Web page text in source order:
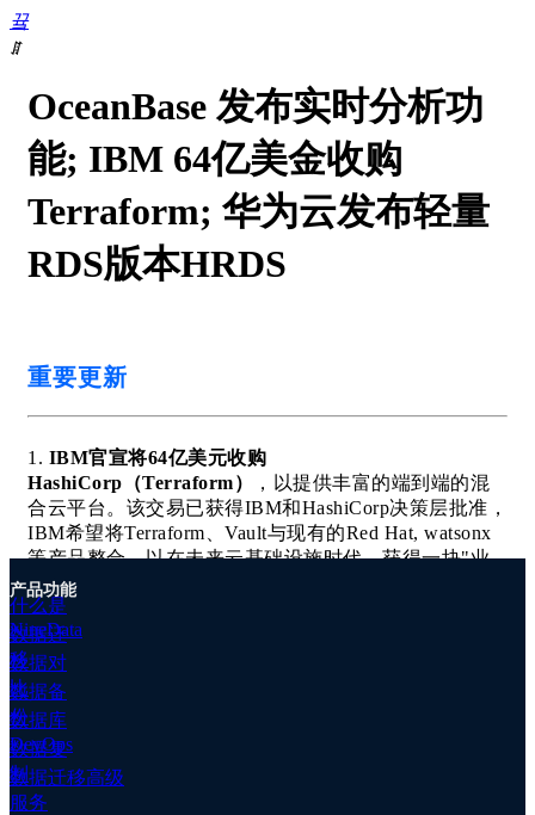
끀
ꁲ
页
数
据
DevOps
据
据
迁
移
据
库
迁
移
高
级
服
务
数
据
备
份
数
据
OceanBase 发布实时分析功
能; IBM 64亿美金收购
Terraform; 华为云发布轻量
RDS版本HRDS
重要更新
1. IBM官宣将64亿美元收购
HashiCorp（Terraform）
，以提供丰富的端到端的混
合云平台。该交易已获得IBM和HashiCorp决策层批准，
IBM希望将Terraform、Vault与现有的Red Hat, watsonx
等产品整合，以在未来云基础设施时代，获得一块"业
务高地"([1])
2.OceanBase开发者大会发布 4.3 发版
分析 AP 领域。将支持行存 & 列存一体化、新向量化引
擎、物化视图等能力([2])
3.华为云发布星耀数据库服务HRDS
HECS组成系列产品，以小规格、低成本、配置简单为
特点，服务小型业务场景，如企业建站、小程序、开发
测试环境等([3])
产品功能
什么是
NineData
数据迁
移
数据对
比
数据备
份
数据库
DevOps
数据复
制
数据迁移高级
服务